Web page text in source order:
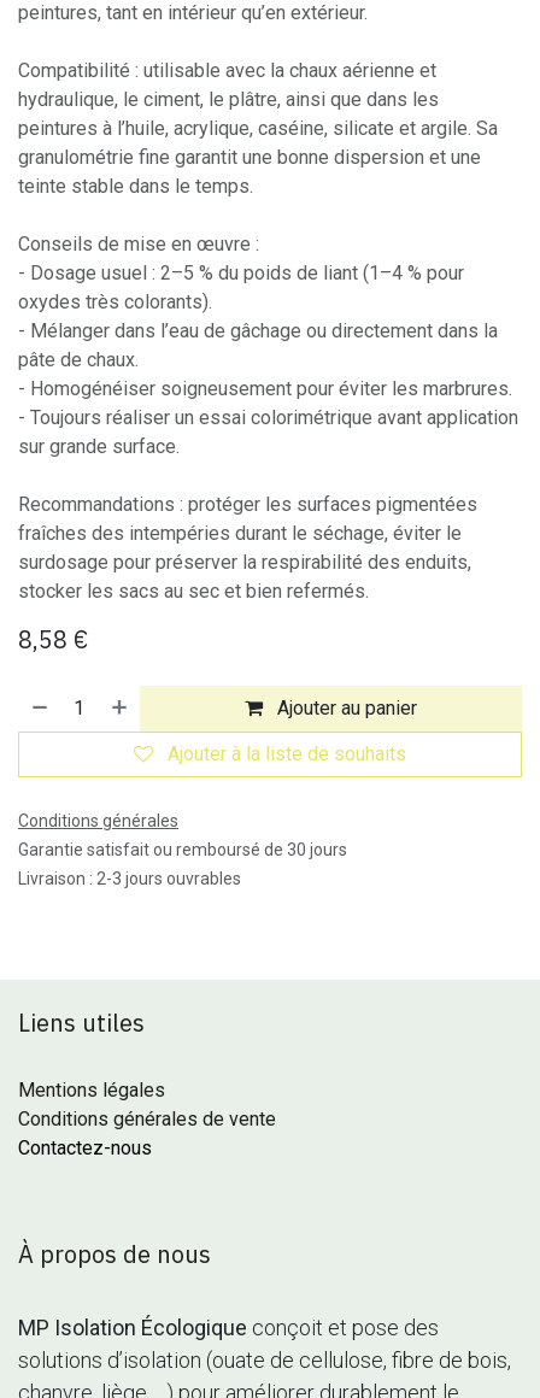
peintures, tant en intérieur qu’en extérieur.
Compatibilité : utilisable avec la chaux aérienne et
hydraulique, le ciment, le plâtre, ainsi que dans les
peintures à l’huile, acrylique, caséine, silicate et argile. Sa
granulométrie fine garantit une bonne dispersion et une
teinte stable dans le temps.
Conseils de mise en œuvre :
- Dosage usuel : 2–5 % du poids de liant (1–4 % pour
oxydes très colorants).
- Mélanger dans l’eau de gâchage ou directement dans la
pâte de chaux.
- Homogénéiser soigneusement pour éviter les marbrures.
- Toujours réaliser un essai colorimétrique avant application
sur grande surface.
Recommandations : protéger les surfaces pigmentées
fraîches des intempéries durant le séchage, éviter le
surdosage pour préserver la respirabilité des enduits,
stocker les sacs au sec et bien refermés.
8,58 €
Ajouter au panier
Ajouter à la liste de souhaits
Conditions générales
Garantie satisfait ou remboursé de 30 jours
Livraison : 2-3 jours ouvrables
Liens utiles
Mentions légales
Conditions générales de vente
Contactez-nous
À propos de nous
MP Isolation Écologique conçoit et pose des
solutions d’isolation (ouate de cellulose, fibre de bois,
chanvre, liège, ...) pour améliorer durablement le